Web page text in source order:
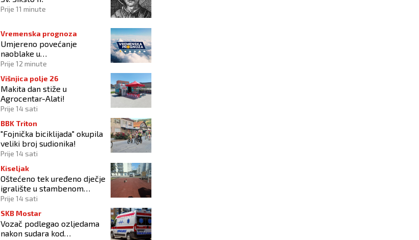
Prije 11 minute
Vremenska prognoza
Umjereno povećanje
naoblake u
poslijepodnevnim satima
Prije 12 minute
Višnjica polje 26
Makita dan stiže u
Agrocentar-Alati!
Prije 14 sati
BBK Triton
"Fojnička biciklijada" okupila
veliki broj sudionika!
Prije 14 sati
Kiseljak
Oštećeno tek uređeno dječje
igralište u stambenom
naselju
Prije 14 sati
SKB Mostar
Vozač podlegao ozljedama
nakon sudara kod